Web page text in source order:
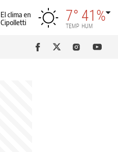
El clima en
Cipolletti
7°
TEMP
41%
HUM